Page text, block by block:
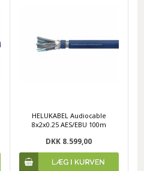
HELUKABEL Audiocable
8x2x0.25 AES/EBU 100m
DKK 8.599,00